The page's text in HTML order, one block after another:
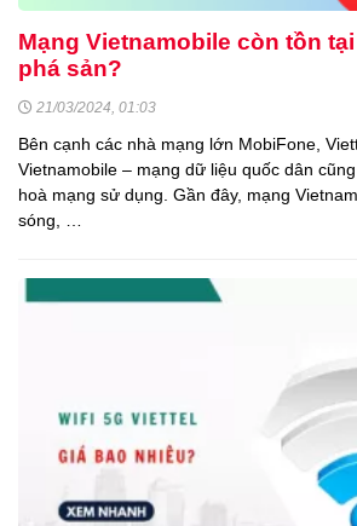
Mạng Vietnamobile còn tồn
phá sản?
21/03/2024, 01:03
Bên cạnh các nhà mạng lớn MobiFone,
Vietnamobile – mạng dữ liệu quốc dân
hoà mạng sử dụng. Gần đây, mạng
sóng, …